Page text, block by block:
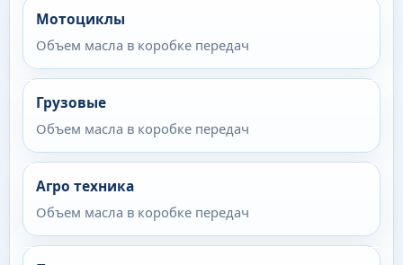
Мотоциклы
Объем масла в коробке передач
Грузовые
Объем масла в коробке передач
Агро техника
Объем масла в коробке передач